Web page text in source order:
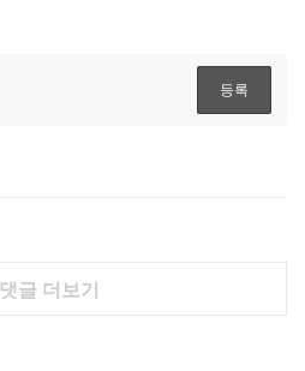
댓글 더보기